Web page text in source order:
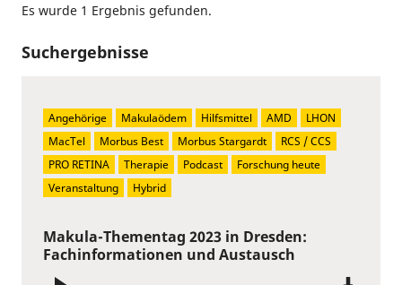
Es wurde 1 Ergebnis gefunden.
Suchergebnisse
Makula-Thementag 2023 in Dresden:
Fachinformationen und Austausch
Angehörige Makulaödem Hilfsmittel AMD
LHON
MacTel
Morbus Best Morbus Stargardt
RCS / CCS
PRO RETINA
Therapie Podcast
Forschung heute
Veranstaltung
Hybrid